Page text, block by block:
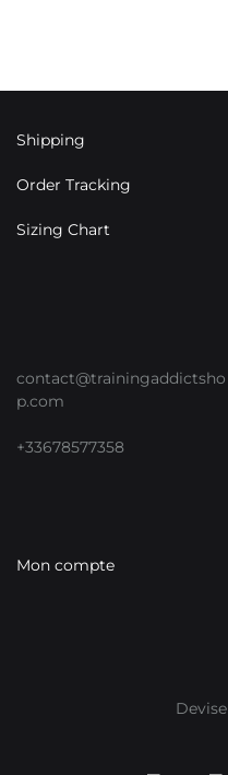
Shipping
Order Tracking
Sizing Chart
contact@trainingaddictsho
p.com
+33678577358
Mon compte
Devise